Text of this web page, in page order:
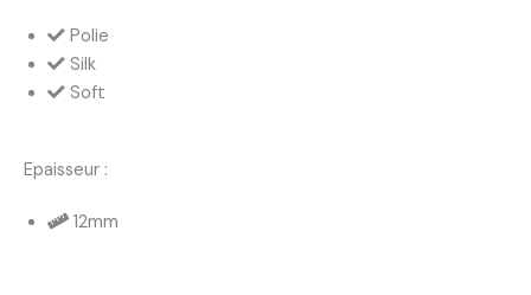
Polie
Silk
Soft
Epaisseur :
12mm